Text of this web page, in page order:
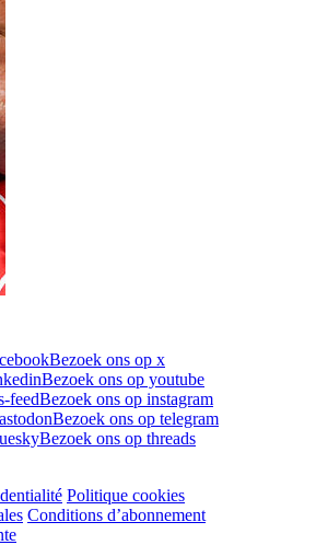
Bezoek ons op x
Bezoek ons op youtube
feedBezoek ons op instagram
Bezoek ons op telegram
Bezoek ons op threads
Politique cookies
Conditions d’abonnement